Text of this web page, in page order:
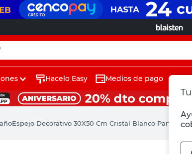
Hacelo Easy Medios de pago
Espejo Decorativo 30X50 Cm Cristal Blanco Pampa